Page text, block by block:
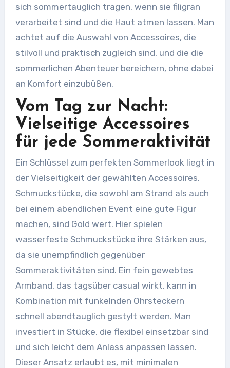
sich sommertauglich tragen, wenn sie filigran
verarbeitet sind und die Haut atmen lassen. Man
achtet auf die Auswahl von Accessoires, die
stilvoll und praktisch zugleich sind, und die die
sommerlichen Abenteuer bereichern, ohne dabei
an Komfort einzubüßen.
Vom Tag zur Nacht:
Vielseitige Accessoires
für jede Sommeraktivität
Ein Schlüssel zum perfekten Sommerlook liegt in
der Vielseitigkeit der gewählten Accessoires.
Schmuckstücke, die sowohl am Strand als auch
bei einem abendlichen Event eine gute Figur
machen, sind Gold wert. Hier spielen
wasserfeste Schmuckstücke ihre Stärken aus,
da sie unempfindlich gegenüber
Sommeraktivitäten sind. Ein fein gewebtes
Armband, das tagsüber casual wirkt, kann in
Kombination mit funkelnden Ohrsteckern
schnell abendtauglich gestylt werden. Man
investiert in Stücke, die flexibel einsetzbar sind
und sich leicht dem Anlass anpassen lassen.
Dieser Ansatz erlaubt es, mit minimalen